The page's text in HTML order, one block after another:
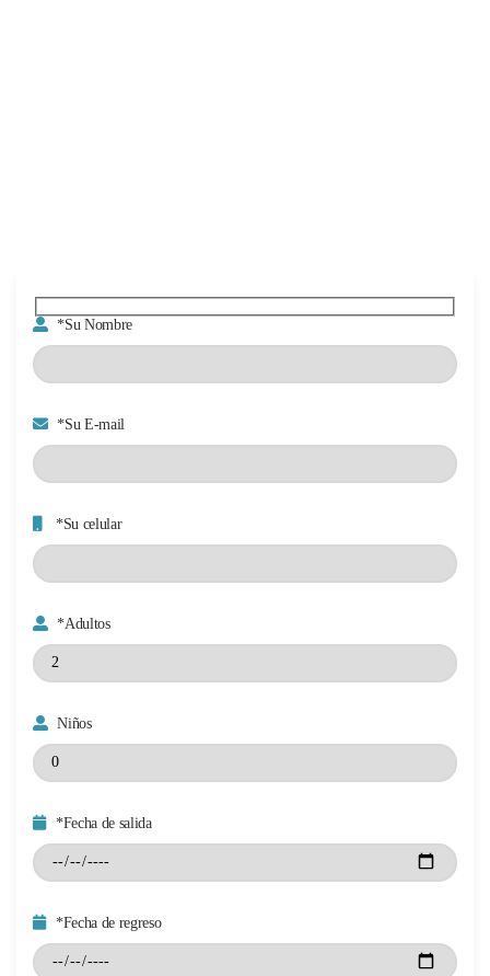
*Su Nombre
*Su E-mail
*Su celular
*Adultos
Niños
*Fecha de salida
*Fecha de regreso